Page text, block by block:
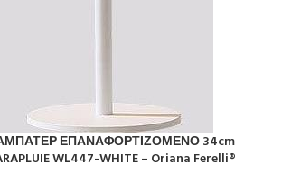
ΕΠΑΝΑΦΟΡΤΙΖΟΜΕΝΟ 34cm
WL447-WHITE – Oriana Ferelli®